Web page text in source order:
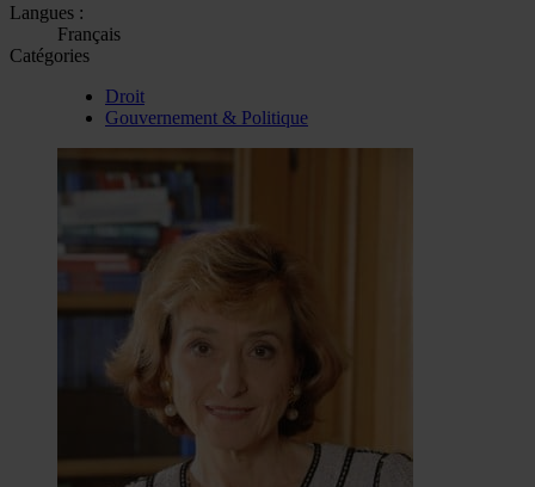
Langues :
Français
Catégories
Droit
Gouvernement & Politique